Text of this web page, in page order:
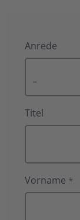
Anrede
Titel
Vorname *